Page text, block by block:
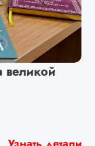
великой